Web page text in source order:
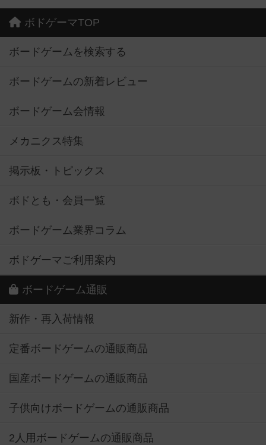
ボドゲーマTOP
ボードゲームを検索する
ボードゲームの新着レビュー
ボードゲーム会情報
メカニクス特集
掲示板・トピックス
ボドとも・会員一覧
ボードゲーム業界コラム
ボドゲーマご利用案内
ボードゲーム通販
新作・再入荷情報
定番ボードゲームの通販商品
国産ボードゲームの通販商品
子供向けボードゲームの通販商品
2人用ボードゲームの通販商品